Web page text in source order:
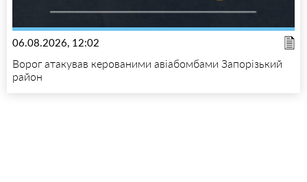
06.08.2026, 12:02
Ворог атакував керованими авіабомбами Запорізький
район